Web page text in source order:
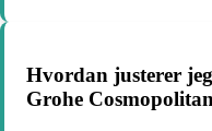
Hvordan justerer
Grohe